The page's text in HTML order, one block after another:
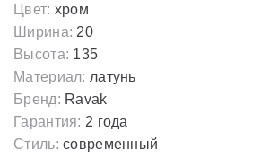
Цвет: хром
Ширина: 20
Высота: 135
Материал: латунь
Бренд: Ravak
Гарантия: 2 года
Стиль: современный